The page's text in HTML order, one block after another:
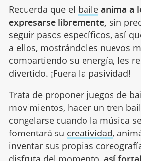
Recuerda que el baile anima a
expresarse libremente, sin
seguir pasos específicos, así
a ellos, mostrándoles nuevos
compartiendo su energía, les
divertido. ¡Fuera la pasividad!
Trata de proponer juegos de
movimientos, hacer un tren
congelarse cuando la música
fomentará su creatividad,
inventar sus propias
disfruta del momento, así